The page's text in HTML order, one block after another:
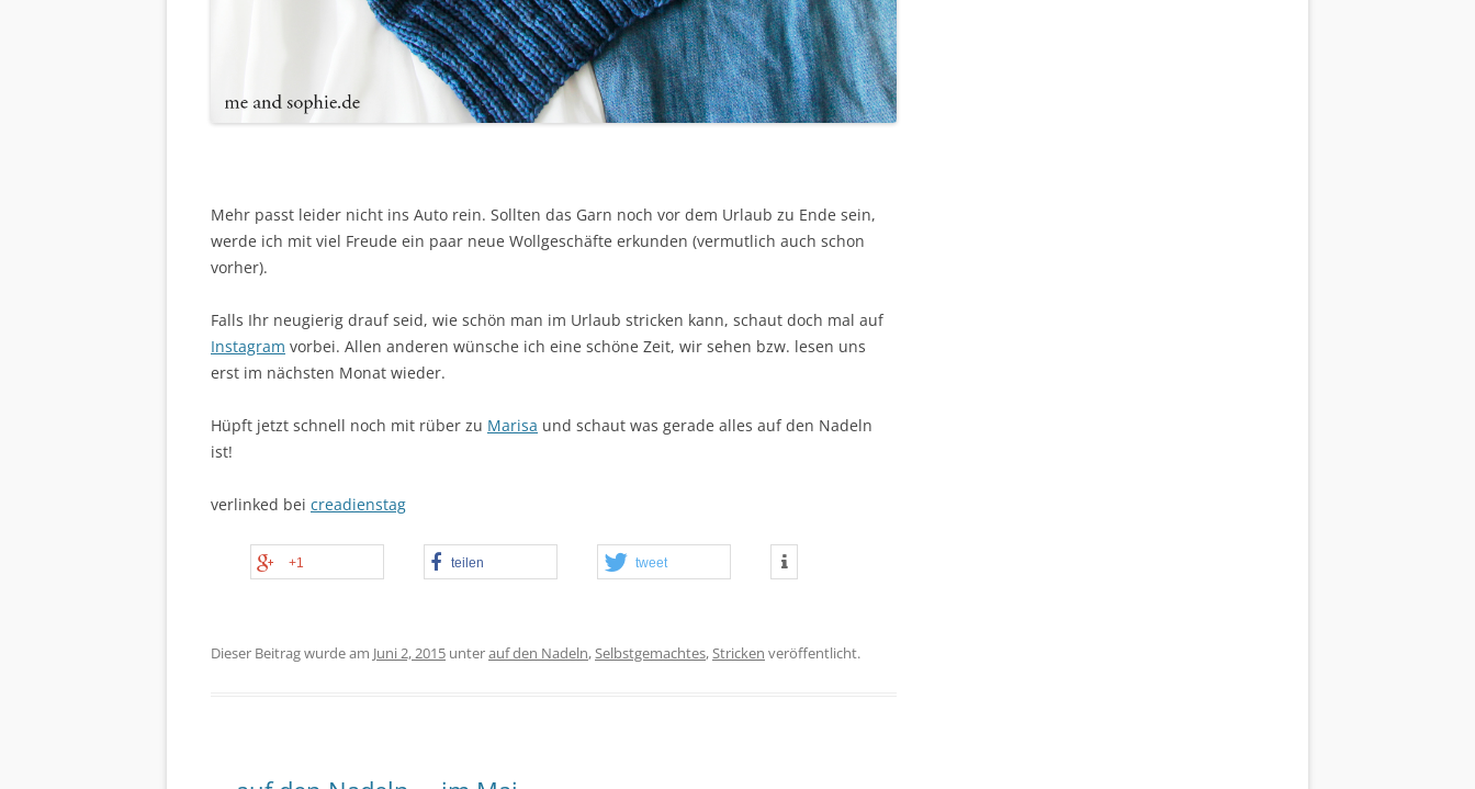
Mehr passt leider nicht ins Auto rein. Sollten das Garn noch vor dem Urlaub zu Ende sein,
werde ich mit viel Freude ein paar neue Wollgeschäfte erkunden (vermutlich auch schon
vorher).
Falls Ihr neugierig drauf seid, wie schön man im Urlaub stricken kann, schaut doch mal auf
Instagram vorbei. Allen anderen wünsche ich eine schöne Zeit, wir sehen bzw. lesen uns
erst im nächsten Monat wieder.
Hüpft jetzt schnell noch mit rüber zu Marisa und schaut was gerade alles auf den Nadeln
ist!
verlinked bei creadienstag
+1 teilen tweet
Dieser Beitrag wurde am Juni 2, 2015 unterauf den Nadeln,Selbstgemachtes,Stricken veröffentlicht.